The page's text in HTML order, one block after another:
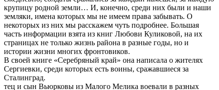
крупицу родной земли… И, конечно, среди них были и наши
земляки, имена которых мы не имеем права забывать. О
некоторых из них мы расскажем чуть подробнее. Большая
часть информации взята из книг Любови Куликовой, на их
страницах не только жизнь района в разные годы, но и
истории жизни многих фронтовиков.
В своей книге «Серебряный край» она написала о жителях
Сергиевки, среди которых есть воины, сражавшиеся за
Сталинград.
тец и сын Вьюрковы из Малого Мелика воевали в разных